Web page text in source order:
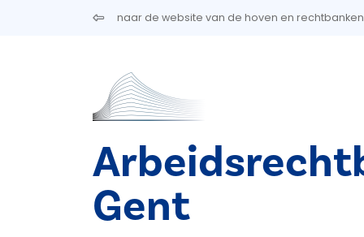
Overslaan en naar de inhoud gaannaar de website van de hoven en rechtbanken
Gent